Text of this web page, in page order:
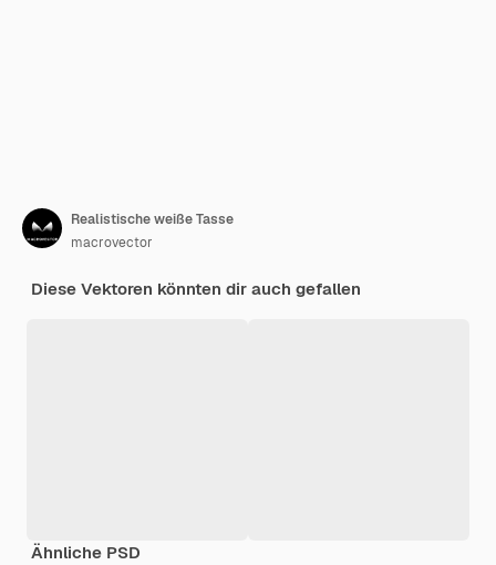
Realistische weiße Tasse
macrovector
Diese Vektoren könnten dir auch gefallen
Ähnliche PSD